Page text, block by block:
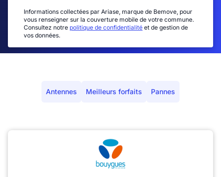
Informations collectées par Ariase, marque de Bemove, pour
vous renseigner sur la couverture mobile de votre commune.
Consultez notre politique de confidentialité et de gestion de
vos données.
Antennes Meilleurs forfaits Pannes